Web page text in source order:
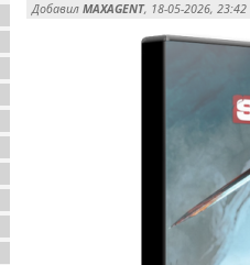
Добавил MAXAGENT, 18-05-2026, 23:42